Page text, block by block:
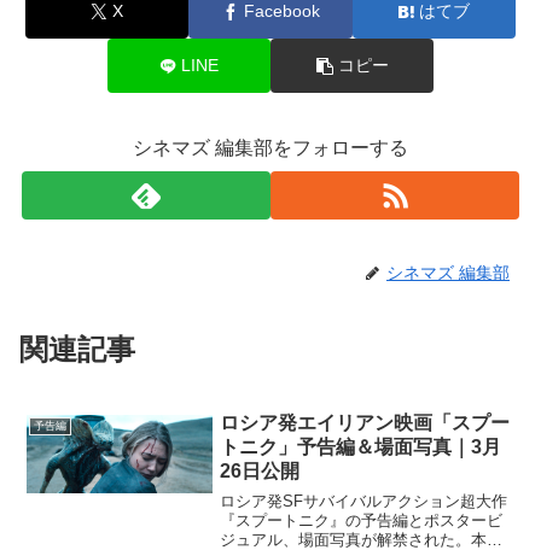
X Facebook はてブ
LINE コピー
シネマズ 編集部をフォローする
シネマズ 編集部
関連記事
予告編
ロシア発エイリアン映画「スプー
トニク」予告編＆場面写真｜3月
26日公開
ロシア発SFサバイバルアクション超大作
『スプートニク』の予告編とポスタービ
ジュアル、場面写真が解禁された。本作